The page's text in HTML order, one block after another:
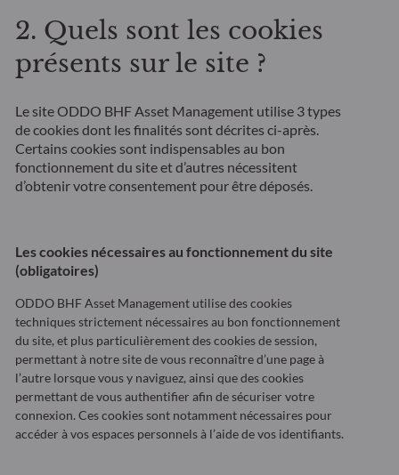
2. Quels sont les cookies
présents sur le site ?
Le site ODDO BHF Asset Management utilise 3 types
de cookies dont les finalités sont décrites ci-après.
Certains cookies sont indispensables au bon
fonctionnement du site et d’autres nécessitent
d’obtenir votre consentement pour être déposés.
Les cookies nécessaires au fonctionnement du site
(obligatoires)
ODDO BHF Asset Management utilise des cookies
techniques strictement nécessaires au bon fonctionnement
du site, et plus particulièrement des cookies de session,
permettant à notre site de vous reconnaître d’une page à
l’autre lorsque vous y naviguez, ainsi que des cookies
permettant de vous authentifier afin de sécuriser votre
connexion. Ces cookies sont notamment nécessaires pour
accéder à vos espaces personnels à l’aide de vos identifiants.